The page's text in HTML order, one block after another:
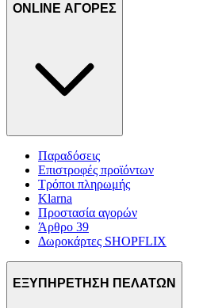
ONLINE ΑΓΟΡΕΣ
Παραδόσεις
Επιστροφές προϊόντων
Τρόποι πληρωμής
Klarna
Προστασία αγορών
Άρθρο 39
Δωροκάρτες SHOPFLIX
ΕΞΥΠΗΡΕΤΗΣΗ ΠΕΛΑΤΩΝ